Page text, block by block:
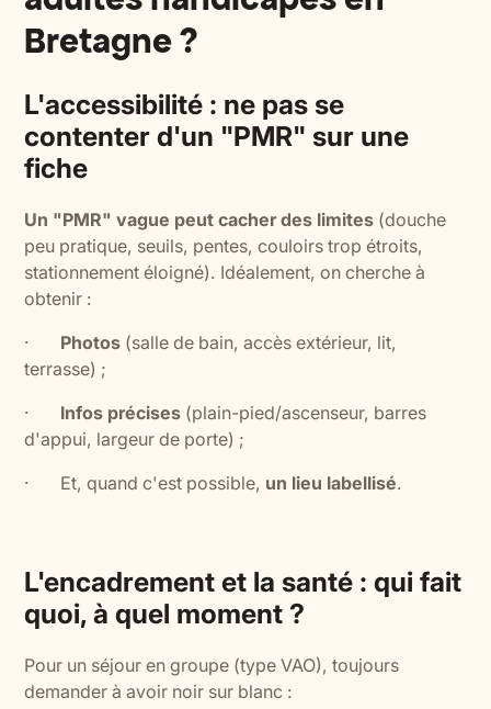
Bretagne ?
L'accessibilité : ne pas se
contenter d'un "PMR" sur une
fiche
Un "PMR" vague peut cacher des limites (douche
peu pratique, seuils, pentes, couloirs trop étroits,
stationnement éloigné). Idéalement, on cherche à
obtenir :
· Photos (salle de bain, accès extérieur, lit,
terrasse) ;
· Infos précises (plain-pied/ascenseur, barres
d'appui, largeur de porte) ;
· Et, quand c'est possible, un lieu labellisé.
L'encadrement et la santé : qui fait
quoi, à quel moment ?
Pour un séjour en groupe (type VAO), toujours
demander à avoir noir sur blanc :